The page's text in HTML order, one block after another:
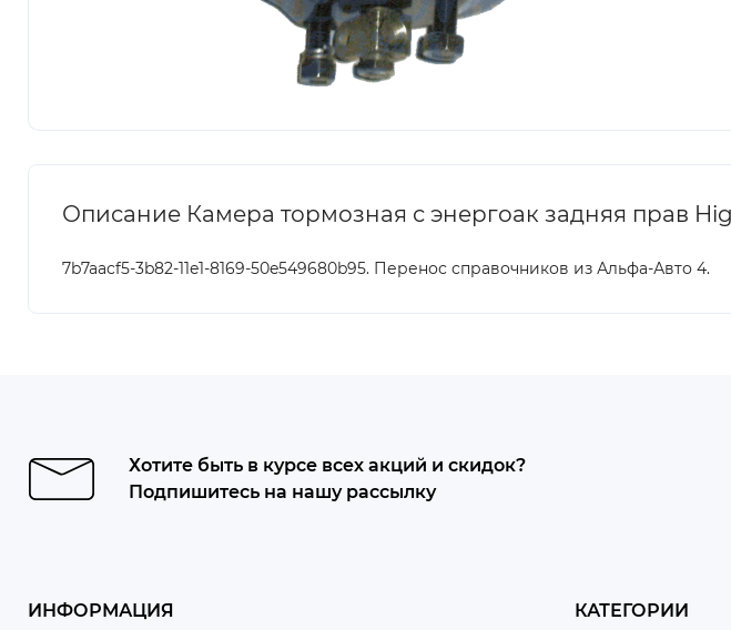
Описание Камера тормозная с энергоак задняя прав
7b7aacf5-3b82-11e1-8169-50e549680b95. Перенос справочников из Альфа-Авто 4.
Хотите быть в курсе всех акций и скидок?
Подпишитесь на нашу рассылку
ИНФОРМАЦИЯ КАТЕГОРИИ